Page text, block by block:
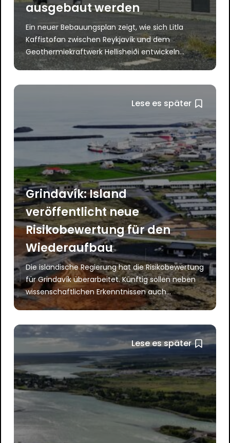
ausgebaut werden
Ein neuer Bebauungsplan zeigt, wie sich Litla
Kaffistofan zwischen Reykjavík und dem
Geothermiekraftwerk Hellisheiði entwickeln...
Lese es später
Grindavík: Island
veröffentlicht neue
Risikobewertung für den
Wiederaufbau
Die isländische Regierung hat die Risikobewertung
für Grindavík überarbeitet. Künftig sollen neben
wissenschaftlichen Erkenntnissen auch...
Lese es später